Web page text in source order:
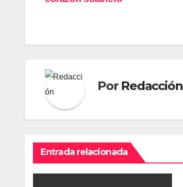
Por Redacción
Entrada relacionada